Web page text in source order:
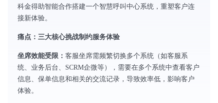
科金得助智能合作搭建一个智慧呼叫中心系统，重塑客户连
接新体验。
痛点：三大核心挑战制约服务体验
坐席效能受限： 客服坐席需频繁切换多个系统（如客服系
统、业务后台、SCRM企微等），需要在多个系统中查看客户
信息、保单信息和相关的交流记录，导致效率低，影响客户
体验。